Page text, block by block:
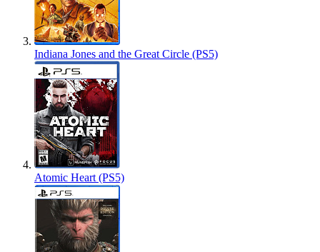
Indiana Jones and the Great Circle (PS5)
Atomic Heart (PS5)